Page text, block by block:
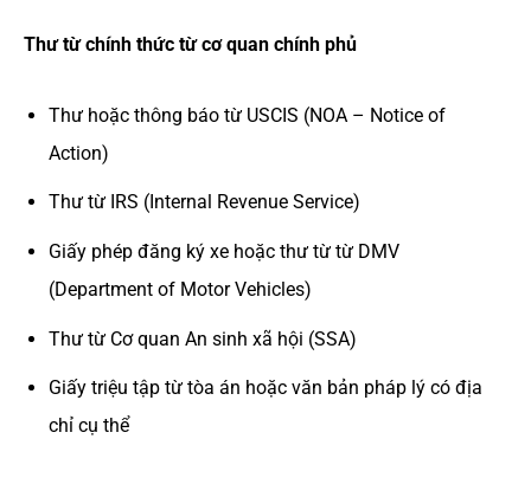
Thư từ chính thức từ cơ quan chính phủ
Thư hoặc thông báo từ USCIS (NOA – Notice of
Action)
Thư từ IRS (Internal Revenue Service)
Giấy phép đăng ký xe hoặc thư từ từ DMV
(Department of Motor Vehicles)
Thư từ Cơ quan An sinh xã hội (SSA)
Giấy triệu tập từ tòa án hoặc văn bản pháp lý có địa
chỉ cụ thể